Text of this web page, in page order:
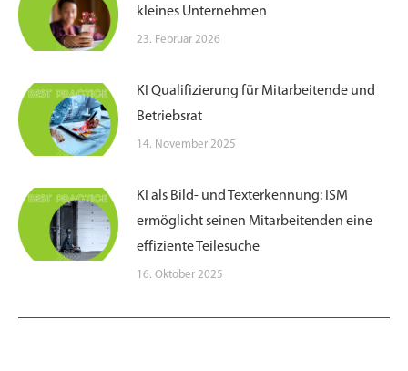
kleines Unternehmen
23. Februar 2026
KI Qualifizierung für Mitarbeitende und
Betriebsrat
14. November 2025
KI als Bild- und Texterkennung: ISM
ermöglicht seinen Mitarbeitenden eine
effiziente Teilesuche
16. Oktober 2025